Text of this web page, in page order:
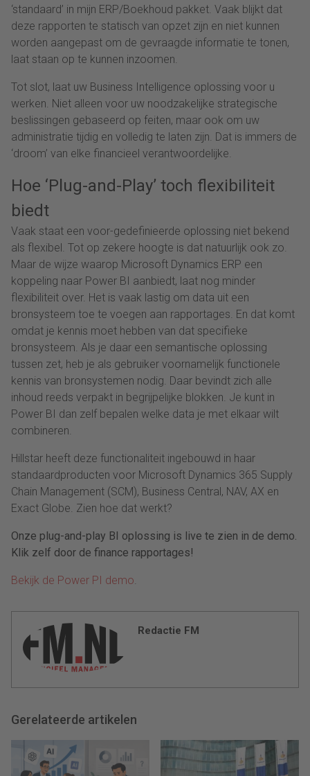
‘standaard’ in mijn ERP/Boekhoud pakket. Vaak blijkt dat
deze rapporten te statisch van opzet zijn en niet kunnen
worden aangepast om de gevraagde informatie te tonen,
laat staan op te kunnen inzoomen.
Tot slot, laat uw Business Intelligence oplossing voor u
werken. Niet alleen voor uw noodzakelijke strategische
beslissingen gebaseerd op feiten, maar ook om uw
administratie tijdig en volledig te laten zijn. Dat is immers de
‘droom’ van elke financieel verantwoordelijke.
Hoe ‘Plug-and-Play’ toch flexibiliteit
biedt
Vaak staat een voor-gedefinieerde oplossing niet bekend
als flexibel. Tot op zekere hoogte is dat natuurlijk ook zo.
Maar de wijze waarop Microsoft Dynamics ERP een
koppeling naar Power BI aanbiedt, laat nog minder
flexibiliteit over. Het is vaak lastig om data uit een
bronsysteem toe te voegen aan rapportages. En dat komt
omdat je kennis moet hebben van dat specifieke
bronsysteem. Als je daar een semantische oplossing
tussen zet, heb je als gebruiker voornamelijk functionele
kennis van bronsystemen nodig. Daar bevindt zich alle
inhoud reeds verpakt in begrijpelijke blokken. Je kunt in
Power BI dan zelf bepalen welke data je met elkaar wilt
combineren.
Hillstar heeft deze functionaliteit ingebouwd in haar
standaardproducten voor Microsoft Dynamics 365 Supply
Chain Management (SCM), Business Central, NAV, AX en
Exact Globe. Zien hoe dat werkt?
Onze plug-and-play BI oplossing is live te zien in de demo.
Klik zelf door de finance rapportages!
Bekijk de Power PI demo
Redactie FM
Gerelateerde artikelen